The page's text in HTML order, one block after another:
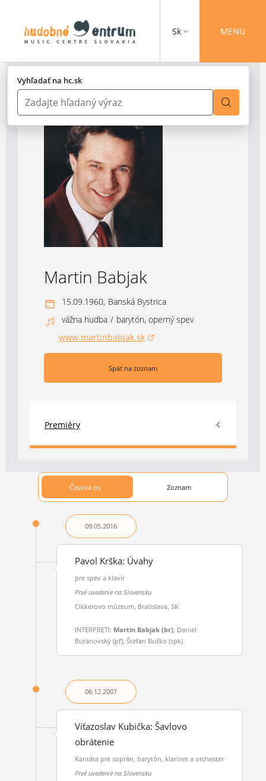
Vyhľadať na hc.sk
Sk MENU
Martin Babjak
15.09.1960, Banská Bystrica
vážna hudba / barytón, operný spev
www.martinbabjak.sk
(otvorí sa v novom okne)
Späť na zoznam
Premiéry
Časová os Zoznam
09.05.2016
Pavol Krška: Úvahy
pre spev a klavír
Prvé uvedenie na Slovensku
Cikkerovo múzeum, Bratislava, SK
INTERPRETI: Martin Babjak (br), Daniel
Buranovský (pf), Štefan Bučko (spk)
06.12.2007
Víťazoslav Kubička: Šavlovo
obrátenie
Kantáta pre soprán, barytón, klarinet a orchester
Prvé uvedenie na Slovensku